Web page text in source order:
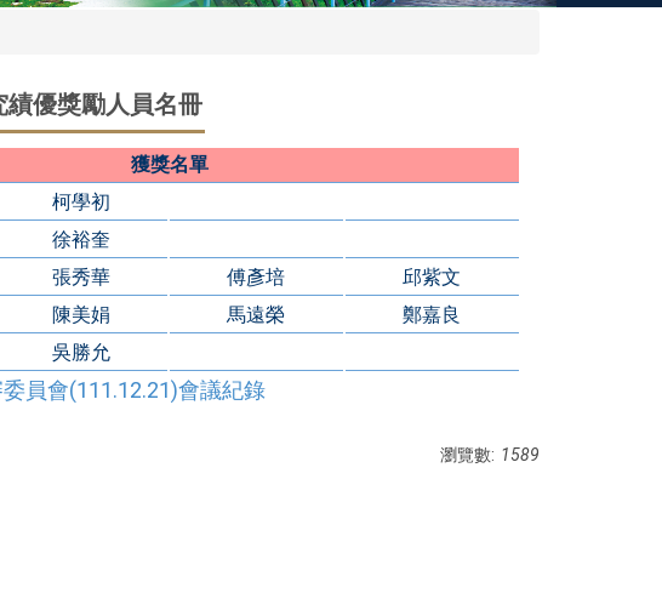
績優獎勵人員名冊
獲獎名單
柯學初
徐裕奎
張秀華 傅彥培
邱紫文
陳美娟 馬遠榮
鄭嘉良
吳勝允
員會(111.12.21)會議紀錄
瀏覽數: 1589